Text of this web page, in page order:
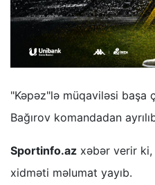
"Kəpəz"lə müqaviləsi başa
Bağırov komandadan
Sportinfo.az xəbər verir
xidməti məlumat yayıb.